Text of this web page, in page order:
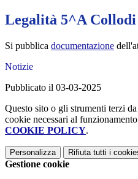
Legalità 5^A Collodi
Si pubblica documentazione
Notizie
Pubblicato il 03-03-2025
Questo sito o gli strumenti terzi
cookie necessari al
COOKIE POLICY.
Personalizza Rifiuta tutti i
Gestione cookie